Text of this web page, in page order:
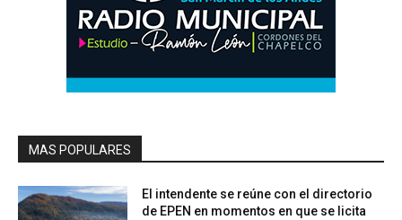
MAS POPULARES
El intendente se reúne con el directorio
de EPEN en momentos en que se licita